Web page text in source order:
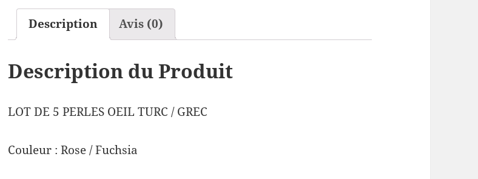
Description Avis (0)
Description du Produit
LOT DE 5 PERLES OEIL TURC / GREC
Couleur : Rose / Fuchsia